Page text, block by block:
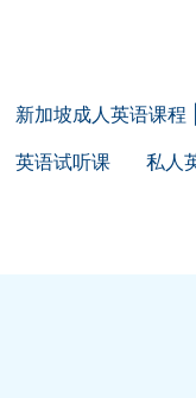
新加坡成人英语课
英语试听课
私人